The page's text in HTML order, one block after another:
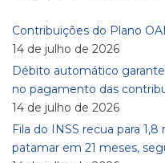
Contribuições do Plano
14 de julho de 2026
Débito automático
no pagamento das
14 de julho de 2026
Fila do INSS recua para
patamar em 21 meses,